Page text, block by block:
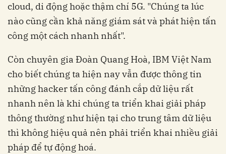
cloud, di động hoặc thậm chí 5G. "Chúng ta lúc
nào cũng cần khả năng giám sát và phát hiện tấn
công một cách nhanh nhất".
Còn chuyên gia Đoàn Quang Hoà, IBM Việt Nam
cho biết chúng ta hiện nay vẫn được thông tin
những hacker tấn công đánh cắp dữ liệu rất
nhanh nên là khi chúng ta triển khai giải pháp
thông thường như hiện tại cho trung tâm dữ liệu
thì không hiệu quả nên phải triển khai nhiều giải
pháp để tự động hoá.